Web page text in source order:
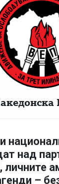
над
личните
–